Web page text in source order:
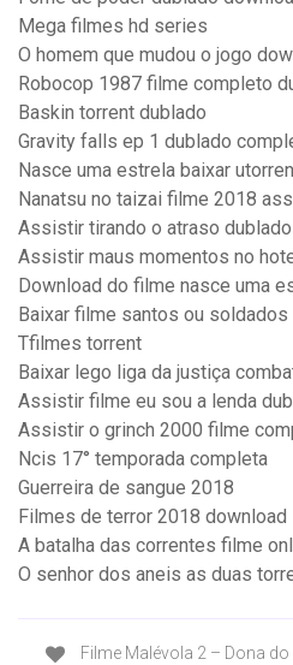
Mega filmes hd series
O homem que mudou o jogo
Robocop 1987 filme completo
Baskin torrent dublado
Gravity falls ep 1 dublado
Nasce uma estrela baixar
Nanatsu no taizai filme 2018
Assistir tirando o atraso
Assistir maus momentos no
Download do filme nasce uma
Baixar filme santos ou
Tfilmes torrent
Baixar lego liga da justiça
Assistir filme eu sou a lenda
Assistir o grinch 2000 filme
Ncis 17° temporada completa
Guerreira de sangue 2018
Filmes de terror 2018 download
A batalha das correntes filme
O senhor dos aneis as duas
Filme Malévola 2 – Dona